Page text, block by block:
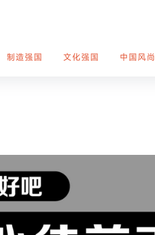
制造强国 文化强国 中国风尚